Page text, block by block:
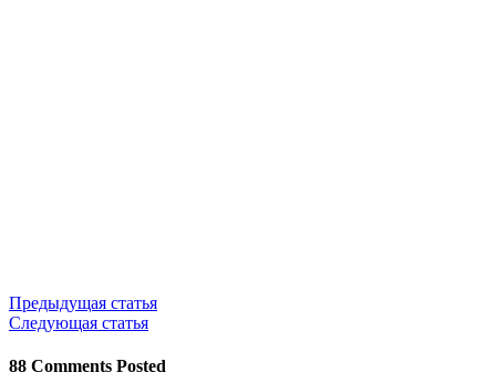
Предыдущая статья
Следующая статья
88 Comments Posted